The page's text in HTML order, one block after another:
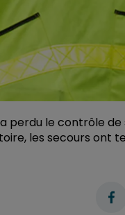
perdu le contrôle
les secours ont